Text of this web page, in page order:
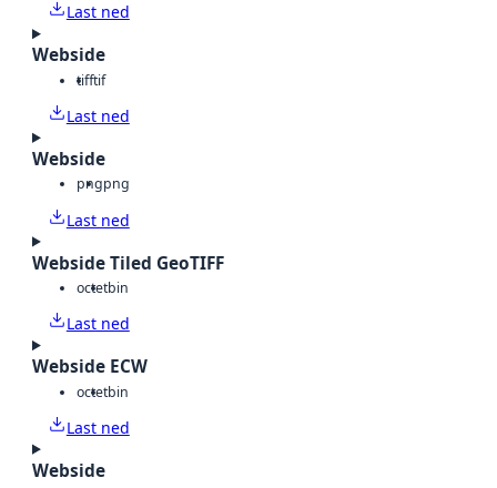
Last ned
Webside
tifftif
Last ned
Webside
pngpng
Last ned
Webside Tiled GeoTIFF
octetbin
Last ned
Webside ECW
octetbin
Last ned
Webside